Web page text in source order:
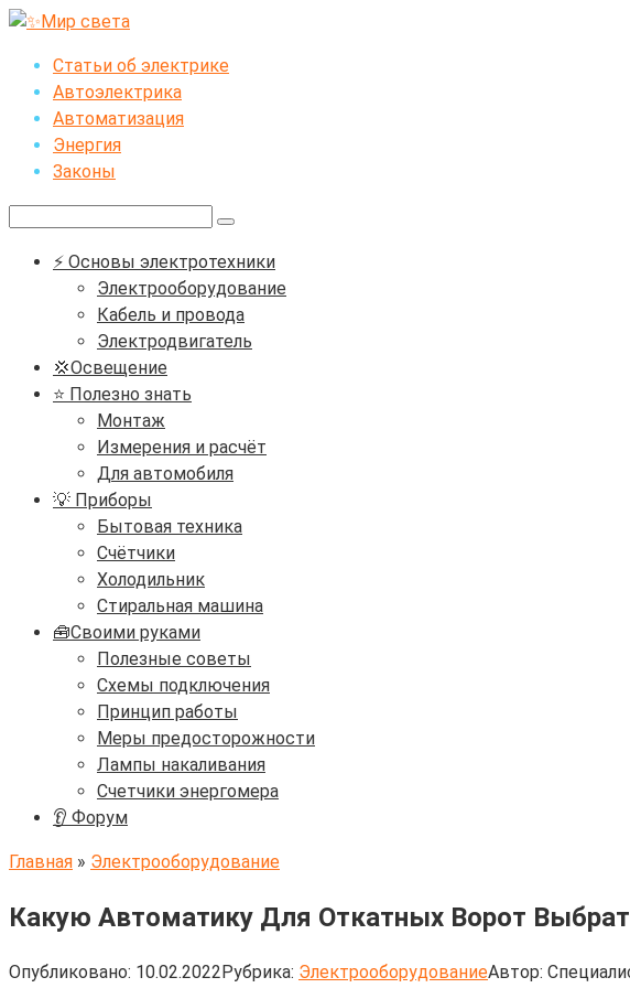
Перейти
контентуСтатьи об электрике
Автоэлектрика
Автоматизация
Энергия
Законы
⚡ Основы электротехники
Электрооборудование
Кабель и провода
Электродвигатель
💢Освещение
⭐ Полезно знать
Монтаж
Измерения и расчёт
Для автомобиля
💡 Приборы
Бытовая техника
Счётчики
Холодильник
Стиральная машина
🧰Своими руками
Полезные советы
Схемы подключения
Принцип работы
Меры предосторожности
Лампы накаливания
Счетчики энергомера
👂 Форум
Главная » Электрооборудование
Какую Автоматику Для Откатных Ворот
Опубликовано: 10.02.2022Рубрика: ЭлектрооборудованиеАвтор: